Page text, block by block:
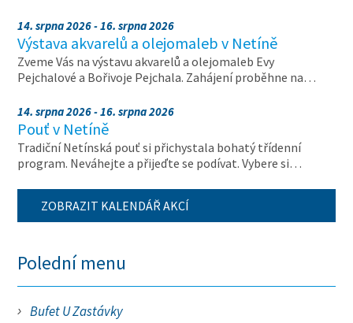
14. srpna 2026 - 16. srpna 2026
Výstava akvarelů a olejomaleb v Netíně
Zveme Vás na výstavu akvarelů a olejomaleb Evy
Pejchalové a Bořivoje Pejchala. Zahájení proběhne na…
14. srpna 2026 - 16. srpna 2026
Pouť v Netíně
Tradiční Netínská pouť si přichystala bohatý třídenní
program. Neváhejte a přijeďte se podívat. Vybere si…
ZOBRAZIT KALENDÁŘ AKCÍ
Polední menu
Bufet U Zastávky